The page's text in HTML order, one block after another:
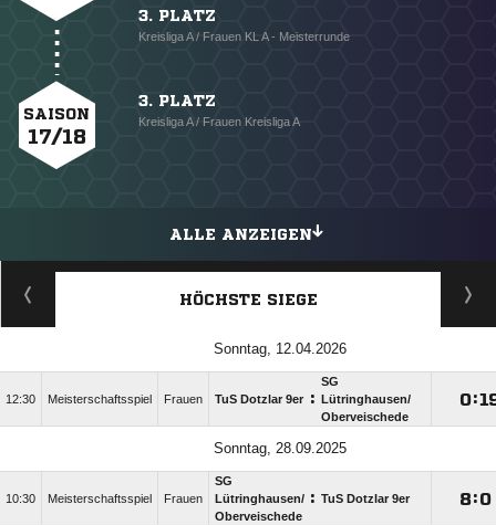
3. PLATZ
Kreisliga A / Frauen KL A - Meisterrunde
SAISON
17/18
3. PLATZ
Kreisliga A / Frauen Kreisliga A
ALLE ANZEIGEN
HÖCHSTE SIEGE
Sonntag, 12.04.2026
12:30 Meisterschaftsspiel Frauen TuS Dotzlar 9er :
SG
Lütringhausen/​
Oberveischede
:
Sonntag, 28.09.2025
10:30 Meisterschaftsspiel Frauen
SG
Lütringhausen/​
Oberveischede
: TuS Dotzlar 9er :